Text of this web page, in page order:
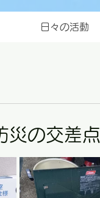
日々の活動
災の交差点